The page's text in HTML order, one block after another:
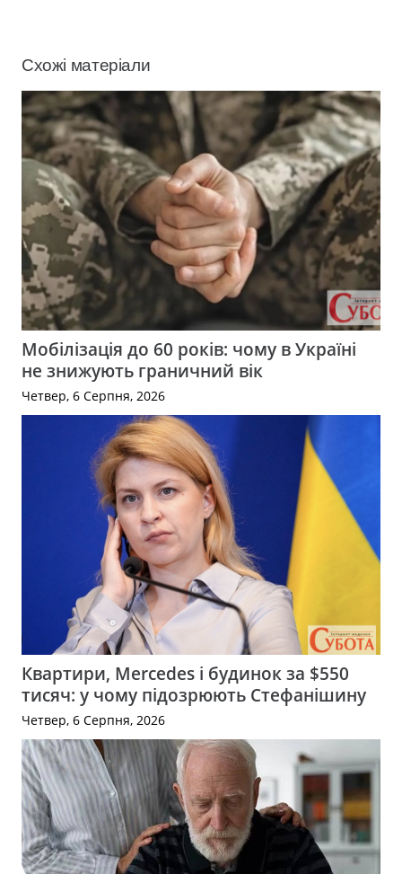
Схожі матеріали
Мобілізація до 60 років: чому в Україні
не знижують граничний вік
Четвер, 6 Серпня, 2026
Квартири, Mercedes і будинок за $550
тисяч: у чому підозрюють Стефанішину
Четвер, 6 Серпня, 2026